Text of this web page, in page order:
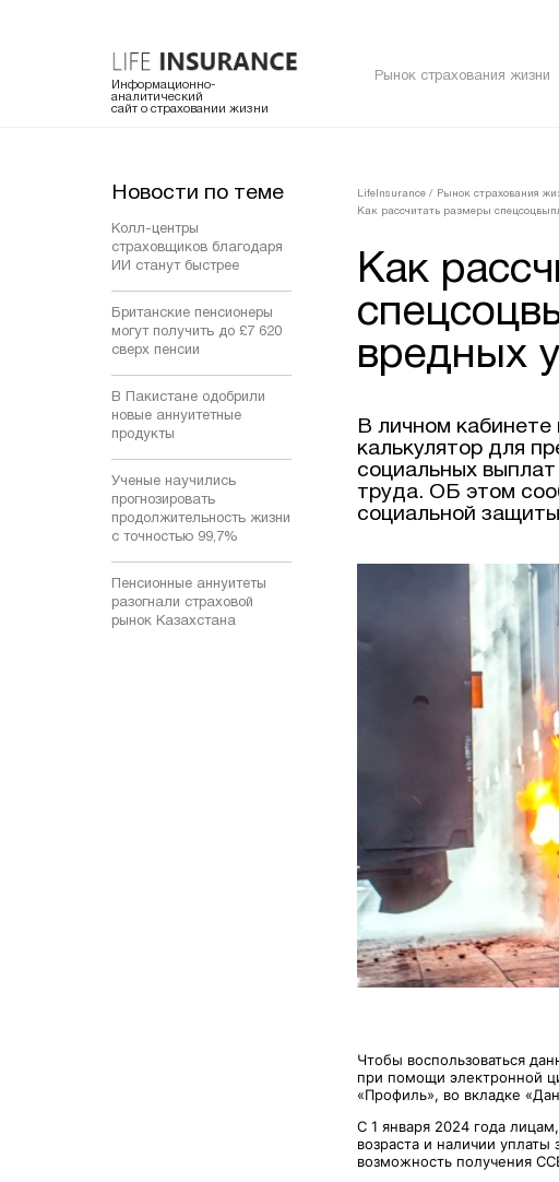
Информационно-
аналитический
сайт о страховании жизни
Рынок страхования жизни
Новости по теме
Колл-центры
страховщиков благодаря
ИИ станут быстрее
Британские пенсионеры
могут получить до £7 620
сверх пенсии
В Пакистане одобрили
новые аннуитетные
продукты
Ученые научились
прогнозировать
продолжительность жизни
с точностью 99,7%
Пенсионные аннуитеты
разогнали страховой
рынок Казахстана
LifeInsurance / Рынок страхования
Как рассчитать размеры
Как
вредных
В личном
калькулятор для
социальных
труда. ОБ этом
социальной
Чтобы воспользоваться
при помощи электронной
«Профиль», во вкладке
С 1 января 2024 года
возраста и наличии
возможность получения